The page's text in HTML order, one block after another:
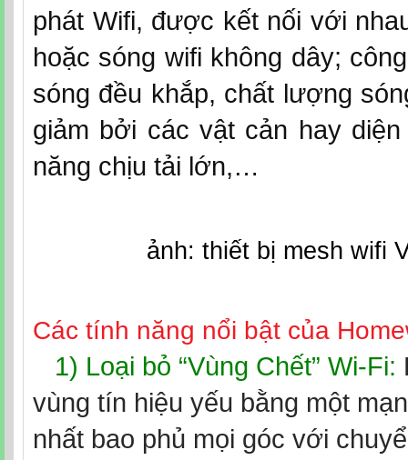
phát Wifi, được kết nối với
hoặc sóng wifi không dây;
sóng đều khắp, chất lượng
giảm bởi các vật cản hay
năng chịu tải lớn,…
ảnh: thiết bị mesh wifi
Các tính năng nổi bật của
1) Loại bỏ “Vùng Chết” Wi-Fi:
vùng tín hiệu yếu bằng một
nhất bao phủ mọi góc với